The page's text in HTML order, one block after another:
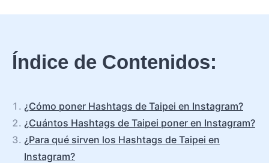
Índice de Contenidos:
¿Cómo poner Hashtags de Taipei en Instagram?
¿Cuántos Hashtags de Taipei poner en Instagram?
¿Para qué sirven los Hashtags de Taipei en
Instagram?